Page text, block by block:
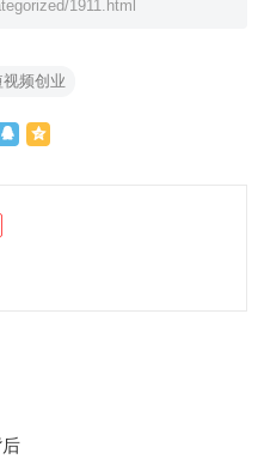
1911.html
视频创业